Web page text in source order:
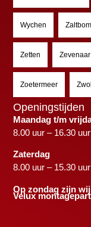
Wychen
Zetten Zevenaar
Zoetermeer
Openingstijden
Maandag t/m
8.00 uur – 16.30 uur
Zaterdag
8.00 uur – 15.30 uur
Op zondag zijn
Velux